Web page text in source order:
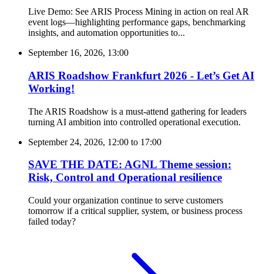
Live Demo: See ARIS Process Mining in action on real AR
event logs—highlighting performance gaps, benchmarking
insights, and automation opportunities to...
September 16, 2026, 13:00
ARIS Roadshow Frankfurt 2026 - Let’s Get AI
Working!
The ARIS Roadshow is a must-attend gathering for leaders
turning AI ambition into controlled operational execution.
September 24, 2026, 12:00 to 17:00
SAVE THE DATE: AGNL Theme session:
Risk, Control and Operational resilience
Could your organization continue to serve customers
tomorrow if a critical supplier, system, or business process
failed today?